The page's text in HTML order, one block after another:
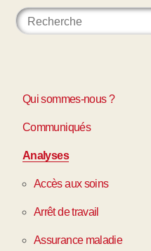
Qui sommes-nous ?
Communiqués
Analyses
Accès aux soins
Arrêt de travail
Assurance maladie